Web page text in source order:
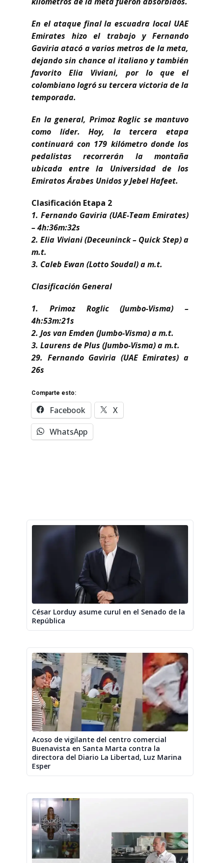
En el ataque final la escuadra local UAE
Emirates hizo el trabajo y Fernando
Gaviria atacó a varios metros de la meta,
dejando sin chance al italiano y también
favorito Elia Viviani, por lo que el
colombiano logró su tercera victoria de la
temporada.
En la general, Primoz Roglic se mantuvo
como líder. Hoy, la tercera etapa
continuará con 179 kilómetro donde los
pedalistas recorrerán la montaña
ubicada entre la Universidad de los
Emiratos Árabes Unidos y Jebel Hafeet.
Clasificación Etapa 2
1. Fernando Gaviria (UAE-Team Emirates)
– 4h:36m:32s
2. Elia Viviani (Deceuninck – Quick Step) a
m.t.
3. Caleb Ewan (Lotto Soudal) a m.t.
Clasificación General
1. Primoz Roglic (Jumbo-Visma) –
4h:53m:21s
2. Jos van Emden (Jumbo-Visma) a m.t.
3. Laurens de Plus (Jumbo-Visma) a m.t.
29. Fernando Gaviria (UAE Emirates) a
26s
Comparte esto:
Facebook
X
WhatsApp
César Lorduy asume curul en el Senado de la
República
Acoso de vigilante del centro comercial
Buenavista en Santa Marta contra la
directora del Diario La Libertad, Luz Marina
Esper